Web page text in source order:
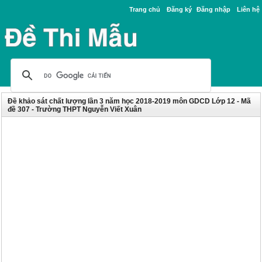
Trang chủ Đăng ký Đăng nhập Liên hệ
Đề khảo sát chất lượng lần 3 năm học 2018-2019 môn GDCD Lớp 12 - Mã
đề 307 - Trường THPT Nguyễn Viết Xuân